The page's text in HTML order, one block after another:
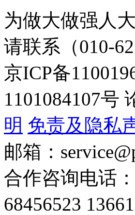
为做大做强人
请联系（010-
京ICP备
1101084107号
明 免责及隐私
邮箱：
合作咨询电话
68456523